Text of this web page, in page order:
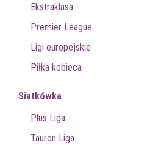
Ekstraklasa
Premier League
Ligi europejskie
Piłka kobieca
Siatkówka
Plus Liga
Tauron Liga